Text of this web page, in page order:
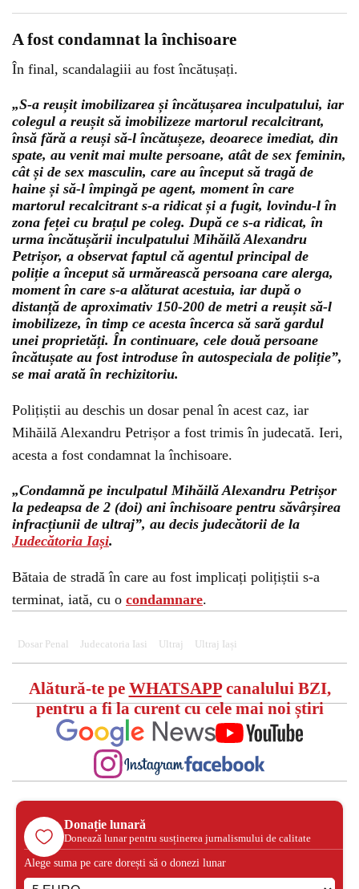
A fost condamnat la închisoare
În final, scandalagiii au fost încătușați.
„S-a reușit imobilizarea și încătușarea inculpatului, iar
colegul a reușit să imobilizeze martorul recalcitrant,
însă fără a reuși să-l încătușeze, deoarece imediat, din
spate, au venit mai multe persoane, atât de sex feminin,
cât și de sex masculin, care au început să tragă de
haine și să-l împingă pe agent, moment în care
martorul recalcitrant s-a ridicat și a fugit, lovindu-l în
zona feței cu brațul pe coleg. După ce s-a ridicat, în
urma încătușării inculpatului Mihăilă Alexandru
Petrișor, a observat faptul că agentul principal de
poliție a început să urmărească persoana care alerga,
moment în care s-a alăturat acestuia, iar după o
distanță de aproximativ 150-200 de metri a reușit să-l
imobilizeze, în timp ce acesta încerca să sară gardul
unei proprietăți. În continuare, cele două persoane
încătușate au fost introduse în autospeciala de poliție”,
se mai arată în rechizitoriu.
Polițiștii au deschis un dosar penal în acest caz, iar
Mihăilă Alexandru Petrișor a fost trimis în judecată. Ieri,
acesta a fost condamnat la închisoare.
„Condamnă pe inculpatul Mihăilă Alexandru Petrișor
la pedeapsa de 2 (doi) ani închisoare pentru săvârșirea
infracțiunii de ultraj”, au decis judecătorii de la
Judecătoria Iași.
Bătaia de stradă în care au fost implicați polițiștii s-a
terminat, iată, cu o condamnare.
Dosar Penal Judecatoria Iasi Ultraj Ultraj Iași
Alătură-te pe WHATSAPPcanalului BZI,
pentru a fi la curent cu cele mai noi știri
Donație lunară
Donează lunar pentru susținerea jurnalismului de calitate
Alege suma pe care dorești să o donezi lunar